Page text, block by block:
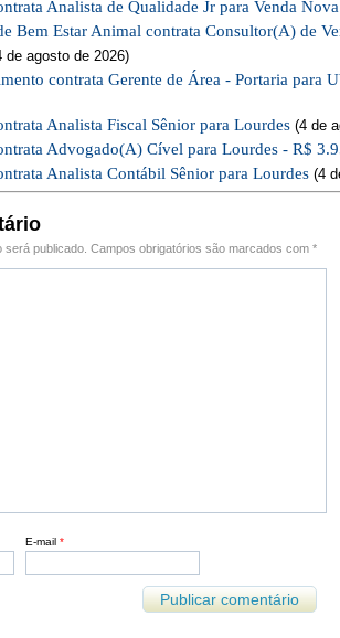
Analista de Qualidade Jr para Venda Nova
Bem Estar Animal contrata Consultor(A) de
de agosto de 2026)
contrata Gerente de Área - Portaria para
Analista Fiscal Sênior para Lourdes (4 de
Advogado(A) Cível para Lourdes - R$
Analista Contábil Sênior para Lourdes (4
publicado. Campos obrigatórios são marcados com *
E-mail *